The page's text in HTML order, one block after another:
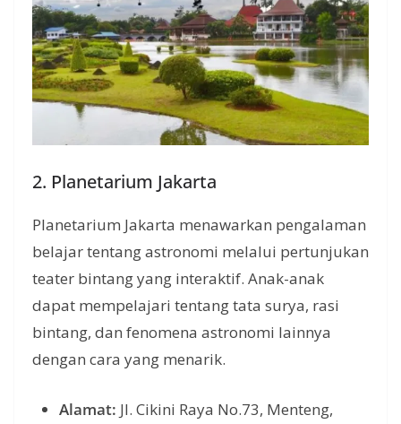
2. Planetarium Jakarta
Planetarium Jakarta menawarkan pengalaman
belajar tentang astronomi melalui pertunjukan
teater bintang yang interaktif. Anak-anak
dapat mempelajari tentang tata surya, rasi
bintang, dan fenomena astronomi lainnya
dengan cara yang menarik.
Alamat: Jl. Cikini Raya No.73, Menteng,